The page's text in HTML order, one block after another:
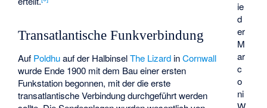
ie
d
er
M
ar
c
o
ni
Transatlantische Funkverbindung
Auf Poldhuauf der HalbinselThe Lizard inCornwall
wurde Ende 1900 mit dem Bau einer ersten
Funkstation begonnen, mit der die erste
transatlantische Verbindung durchgeführt werden